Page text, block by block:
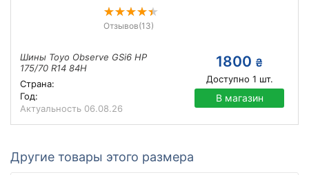
Отзывов(13)
Шины Toyo Observe GSi6 HP
175/70 R14 84H
Страна:
Год:
Актуальность 06.08.26
1800 ₴
Доступно 1 шт.
В магазин
Другие товары этого размера